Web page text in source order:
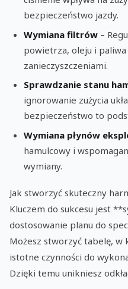
bezpieczeństwo jazdy.
Wymiana filtrów –
powietrza, oleju i
zanieczyszczeniami.
Sprawdzanie stanu
ignorowanie zużycia
bezpieczeństwo to
Wymiana płynów
hamulcowy i
wymiany.
Jak stworzyć skuteczny
Kluczem do sukcesu jest
dostosowanie planu do
Możesz stworzyć tabelę, w
istotne czynności do
Dzięki temu unikniesz